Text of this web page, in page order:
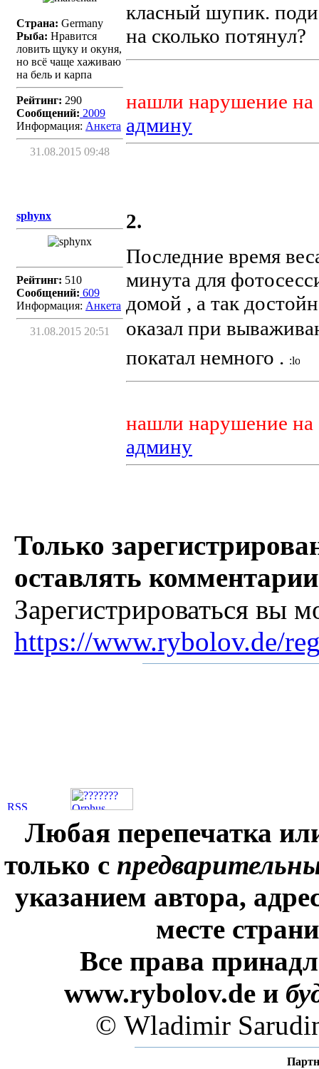
Страна: Germany
Рыба: Нравится
ловить щуку и окуня,
но всё чаще хаживаю
на бель и карпа
Рейтинг: 290
Сообщений: 2009
Информация: Aнкета
31.08.2015 09:48
класный шупик.
на сколько потянул?
нашли нарушение на
админу
sphynx
Рейтинг: 510
Сообщений: 609
Информация: Aнкета
31.08.2015 20:51
2.
Последние время
минута для
домой , а так
оказал при
покатал немного .
нашли нарушение на
админу
Только
оставлять
Зарегистрироваться вы
https://www.rybolov.de/
Любая перепечатка
только с
указанием автора,
месте
Все права
www.rybolov.de и
© Wladimir